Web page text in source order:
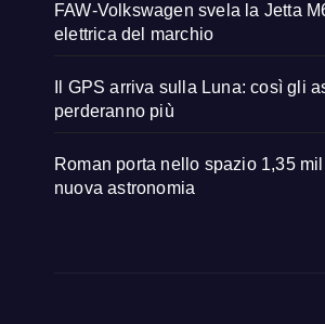
FAW-Volkswagen svela la Jetta
elettrica del marchio
Il GPS arriva sulla Luna: così gli
perderanno più
Roman porta nello spazio 1,35
nuova astronomia